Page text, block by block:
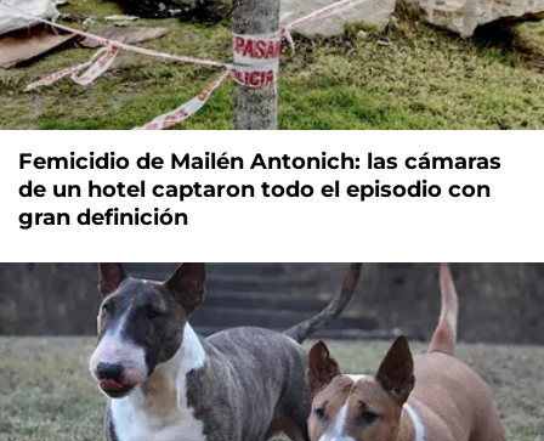
Femicidio de Mailén Antonich: las cámaras
de un hotel captaron todo el episodio con
gran definición